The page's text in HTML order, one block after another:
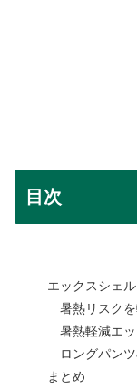
目次
エックスシェ
暑熱リスク
暑熱軽減エ
ロングパン
まとめ